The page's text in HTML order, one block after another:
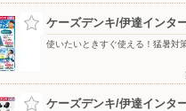
ケーズデンキ/伊達インタ
使いたいときすぐ使える！猛暑対
ケーズデンキ/伊達インタ